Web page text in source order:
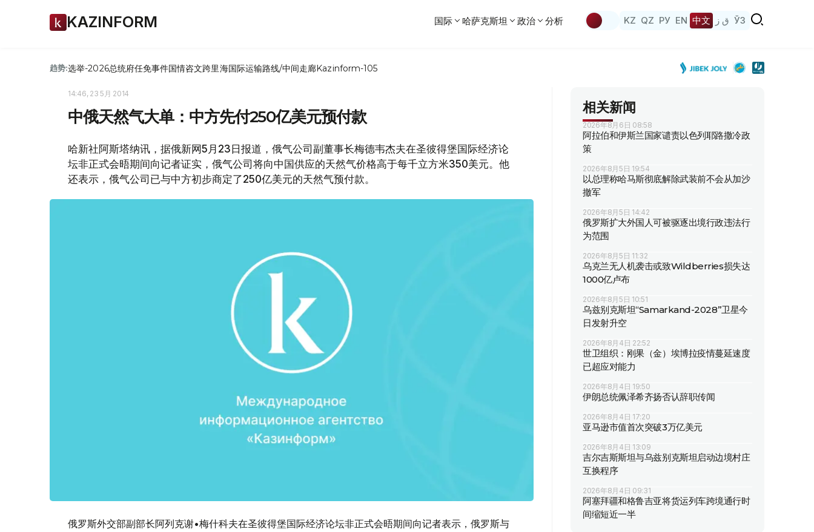
KAZINFORM 国际 哈萨克斯坦 政治 分析 KZ QZ РУ EN 中文 ق ز ЎЗ
趋势:选举-2026总统府任免事件国情咨文跨里海国际运输路线/中间走廊Kazinform-105
14:46, 23 5月 2014
中俄天然气大单：中方先付250亿美元预付款
哈新社阿斯塔纳讯，据俄新网5月23日报道，俄气公司副董事长梅德韦杰夫在圣彼得堡国际经济论
坛非正式会晤期间向记者证实，俄气公司将向中国供应的天然气价格高于每千立方米350美元。他
还表示，俄气公司已与中方初步商定了250亿美元的天然气预付款。
俄罗斯外交部副部长阿列克谢•梅什科夫在圣彼得堡国际经济论坛非正式会晤期间向记者表示，俄罗斯与
相关新闻
2026年8月6日 08:58
阿拉伯和伊斯兰国家谴责以色列耶路撒冷政
策
2026年8月5日 19:54
以总理称哈马斯彻底解除武装前不会从加沙
撤军
2026年8月5日 14:42
俄罗斯扩大外国人可被驱逐出境行政违法行
为范围
2026年8月5日 11:32
乌克兰无人机袭击或致Wildberries损失达
1000亿卢布
2026年8月5日 10:51
乌兹别克斯坦“Samarkand-2028”卫星今
日发射升空
2026年8月4日 22:52
世卫组织：刚果（金）埃博拉疫情蔓延速度
已超应对能力
2026年8月4日 19:50
伊朗总统佩泽希齐扬否认辞职传闻
2026年8月4日 17:20
亚马逊市值首次突破3万亿美元
2026年8月4日 13:09
吉尔吉斯斯坦与乌兹别克斯坦启动边境村庄
互换程序
2026年8月4日 09:31
阿塞拜疆和格鲁吉亚将货运列车跨境通行时
间缩短近一半